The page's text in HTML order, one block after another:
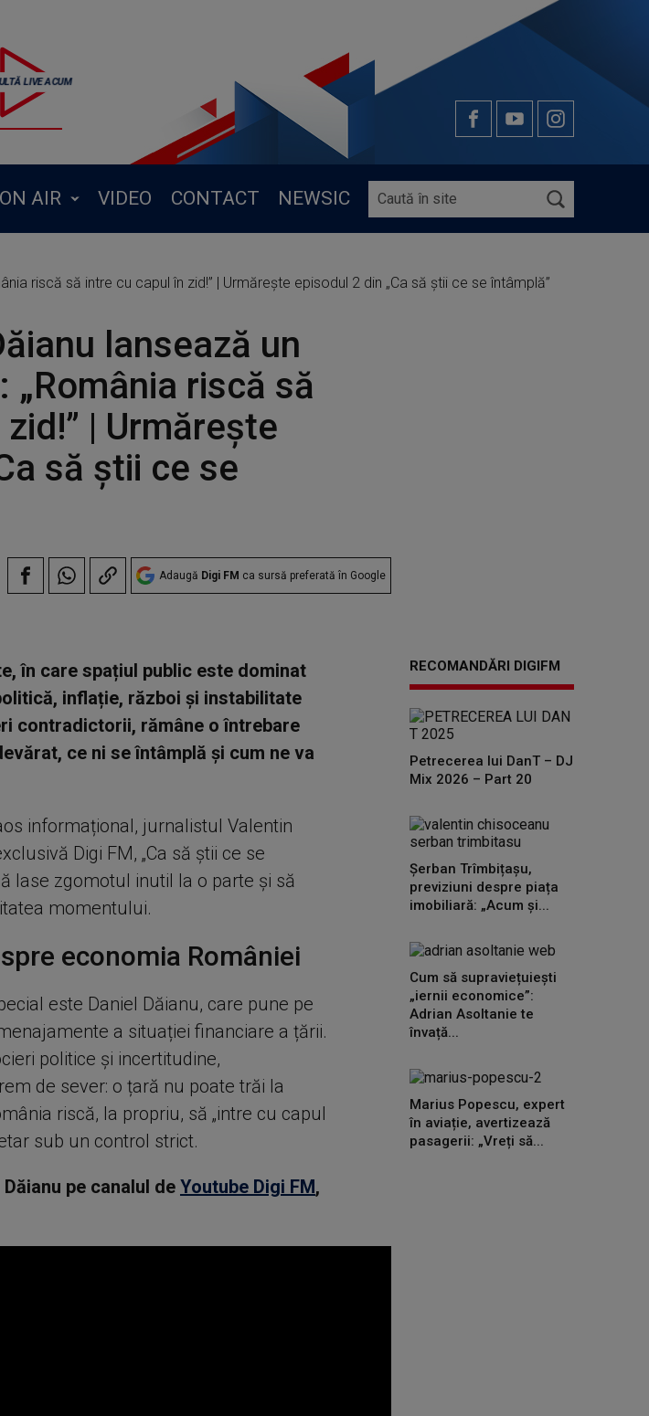
ON AIR VIDEO CONTACT NEWSIC
riscă să intre cu capul în zid!” | Urmărește episodul 2 din „Ca să știi ce se întâmplă”
lansează un
riscă să
| Urmărește
să știi ce se
Adaugă Digi FM ca sursă preferată în Google
în care spațiul public este dominat
inflație, război și instabilitate
contradictorii, rămâne o întrebare
ce ni se întâmplă și cum ne va
informațional, jurnalistul Valentin
Digi FM, „Ca să știi ce se
lase zgomotul inutil la o parte și să
momentului.
economia României
este Daniel Dăianu, care pune pe
a situației financiare a țării.
politice și incertitudine,
de sever: o țară nu poate trăi la
riscă, la propriu, să „intre cu capul
sub un control strict.
pe canalul de Youtube Digi FM,
RECOMANDĂRI DIGIFM
Petrecerea lui DanT – DJ
Mix 2026 – Part 20
Șerban Trîmbițașu,
previziuni despre piața
imobiliară: „Acum și...
Cum să supraviețuiești
„iernii economice”:
Adrian Asoltanie te
învață...
Marius Popescu, expert
în aviație, avertizează
pasagerii: „Vreți să...